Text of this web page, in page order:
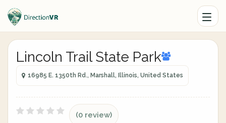
Lincoln Trail State Park
16985 E. 1350th Rd., Marshall, Illinois, United States
(0 review)